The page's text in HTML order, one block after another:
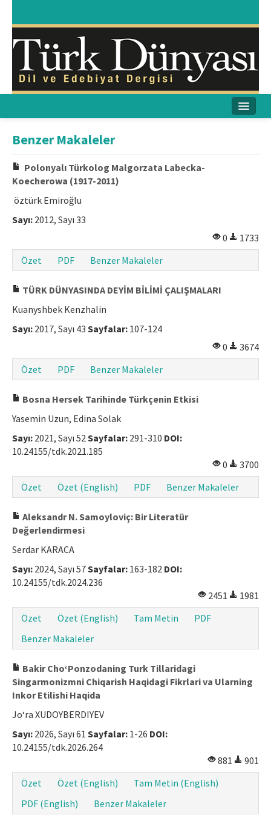
Yayın Kurulu
Yayın İlkeleri
İletişim
Makale Gönder
Benzer Makaleler
Polonyalı Türkolog Malgorzata Labecka-
Koecherowa (1917-2011)
öztürk Emiroğlu
Sayı: 2012, Sayı 33
0
1733
Özet
PDF Benzer Makaleler
TÜRK DÜNYASINDA DEYİM BİLİMİ ÇALIŞMALARI
Kuanyshbek Kenzhalin
Sayı: 2017, Sayı 43 Sayfalar: 107-124
0
3674
Özet
PDF Benzer Makaleler
Bosna Hersek Tarihinde Türkçenin Etkisi
Yasemin Uzun, Edina Solak
Sayı: 2021, Sayı 52 Sayfalar: 291-310 DOI:
10.24155/tdk.2021.185
0
3700
Özet
Özet (English) PDF Benzer Makaleler
Aleksandr N. Samoyloviç: Bir Literatür
Değerlendirmesi
Serdar KARACA
Sayı: 2024, Sayı 57Sayfalar: 163-182 DOI:
10.24155/tdk.2024.236
2451
1981
Özet
Özet (English) Tam Metin
PDF
Benzer Makaleler
Bakir Cho‘Ponzodaning Turk Tillaridagi
Singarmonizmni Chiqarish Haqidagi Fikrlari va Ularning
Inkor Etilishi Haqida
Jo‘ra XUDOYBERDIYEV
Sayı: 2026, Sayı 61 Sayfalar: 1-26 DOI:
10.24155/tdk.2026.264
881
901
Özet
Özet (English)
Tam Metin (English)
PDF (English)
Benzer Makaleler